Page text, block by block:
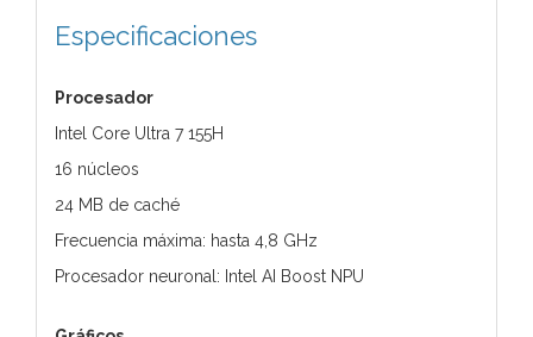
Especificaciones
Procesador
Intel Core Ultra 7 155H
16 núcleos
24 MB de caché
Frecuencia máxima: hasta 4,8 GHz
Procesador neuronal: Intel AI Boost NPU